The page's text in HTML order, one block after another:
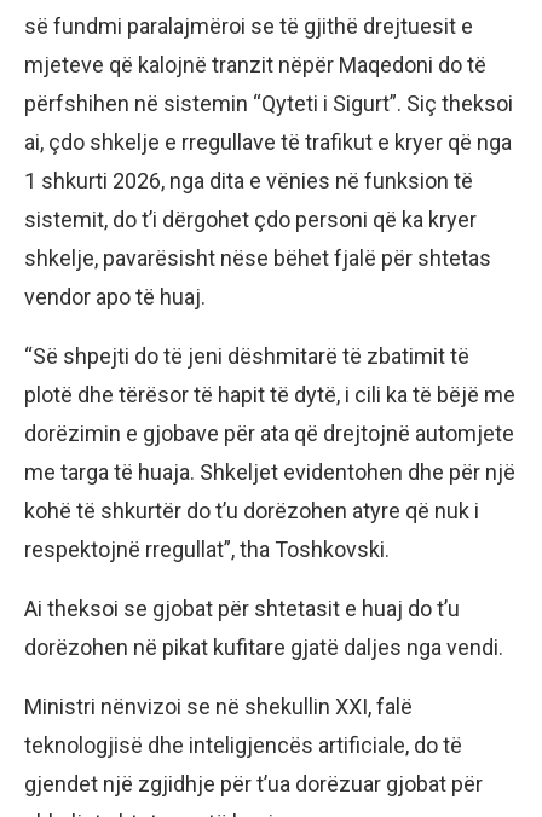
së fundmi paralajmëroi se të gjithë drejtuesit e
mjeteve që kalojnë tranzit nëpër Maqedoni do të
përfshihen në sistemin “Qyteti i Sigurt”. Siç theksoi
ai, çdo shkelje e rregullave të trafikut e kryer që nga
1 shkurti 2026, nga dita e vënies në funksion të
sistemit, do t’i dërgohet çdo personi që ka kryer
shkelje, pavarësisht nëse bëhet fjalë për shtetas
vendor apo të huaj.
“Së shpejti do të jeni dëshmitarë të zbatimit të
plotë dhe tërësor të hapit të dytë, i cili ka të bëjë me
dorëzimin e gjobave për ata që drejtojnë automjete
me targa të huaja. Shkeljet evidentohen dhe për një
kohë të shkurtër do t’u dorëzohen atyre që nuk i
respektojnë rregullat”, tha Toshkovski.
Ai theksoi se gjobat për shtetasit e huaj do t’u
dorëzohen në pikat kufitare gjatë daljes nga vendi.
Ministri nënvizoi se në shekullin XXI, falë
teknologjisë dhe inteligjencës artificiale, do të
gjendet një zgjidhje për t’ua dorëzuar gjobat për